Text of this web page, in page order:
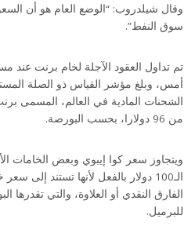
وقال شيلدروب: “الوضع العام هو أن
سوق النفط”.
أمس، وبلغ مؤشر القياس ذو الصلة
الشحنات المادية في العالم، المسمى
من 96 دولارا، بحسب البورصة.
ويتجاوز سعر كوا إيبوي وبعض الخامات
الـ100 دولار بالفعل لأنها تستند
للبرميل.